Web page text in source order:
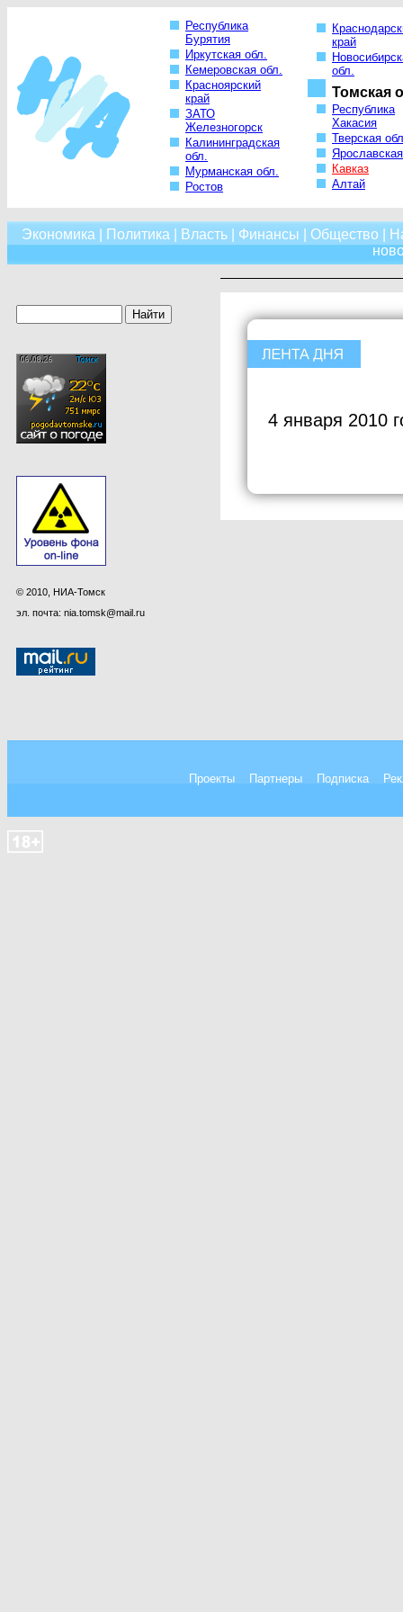
Республика
Бурятия
Иркутская обл.
Кемеровская обл.
Красноярский
край
ЗАТО
Железногорск
Калининградская
обл.
Мурманская обл.
Ростов
край
обл.
Томская
Республика
Хакасия
Тверская
Кавказ
Алтай
Экономика Политика Власть| Финансы Общество
© 2010, НИА-Томск
эл. почта: nia.tomsk@mail.ru
4 января 2010
Проекты Партнеры Подписка